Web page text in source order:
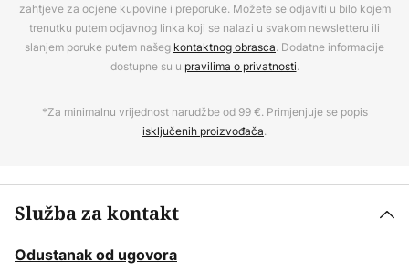
zahtjeve za ocjene kupovine i preporuke. Možete se odjaviti u bilo kojem
trenutku putem odjavnog linka koji se nalazi u svakom newsletteru ili
slanjem poruke putem našeg kontaktnog obrasca. Dodatne informacije
dostupne su u pravilima o privatnosti.
*Za minimalnu vrijednost narudžbe od 99 €. Primjenjuje se popis
isključenih proizvođača.
Služba za kontakt
Odustanak od ugovora